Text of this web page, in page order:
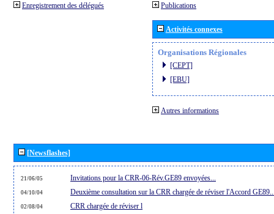
Enregistrement des délégués Publications
Activités connexes
Organisations Régionales
[CEPT]
[EBU]
Autres informations
[Newsflashes]
21/06/05 Invitations pour la CRR-06-Rév.GE89 envoyées...
04/10/04 Deuxième consultation sur la CRR chargée de réviser l'Accord
02/08/04 CRR chargée de réviser l